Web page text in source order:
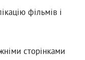
фільмів і
сторінками